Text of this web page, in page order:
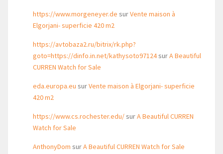
https://www.morgeneyer.de surVente maison à
Elgorjani- superficie 420 m2
https://avtobaza2.ru/bitrix/rk.php?
goto=https://dinfo.in.net/kathysoto97124surA Beautiful
CURREN Watch for Sale
eda.europa.eu surVente maison à Elgorjani- superficie
420 m2
https://www.cs.rochester.edu/surA Beautiful CURREN
Watch for Sale
AnthonyDom surA Beautiful CURREN Watch for Sale